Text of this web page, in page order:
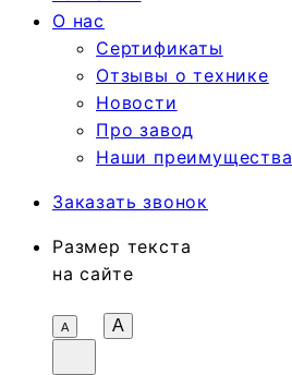
О нас
Сертификаты
Отзывы о технике
Новости
Про завод
Наши преимущества
Заказать звонок
Размер текста
на сайте
А A